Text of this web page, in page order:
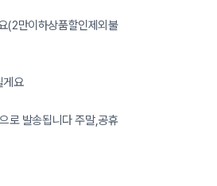
(2만이하상품할인제외불
게요
로 발송됩니다 주말,공휴